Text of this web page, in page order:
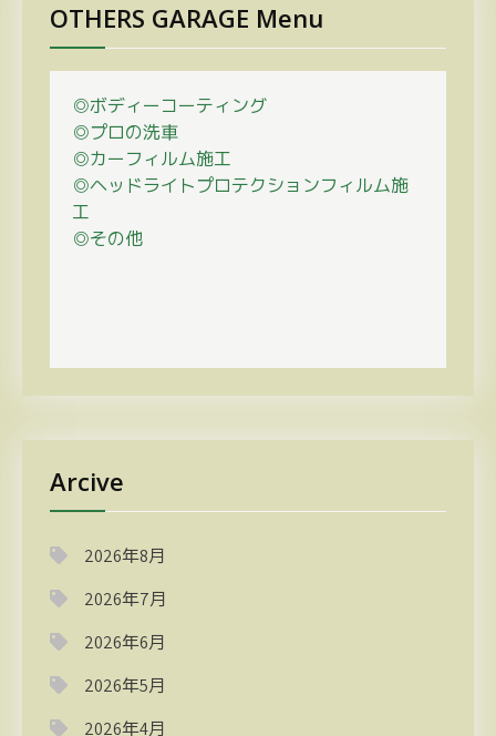
OTHERS GARAGE Menu
◎ボディーコーティング
◎プロの洗車
◎カーフィルム施工
◎ヘッドライトプロテクションフィルム施
工
◎その他
Arcive
2026年8月
2026年7月
2026年6月
2026年5月
2026年4月